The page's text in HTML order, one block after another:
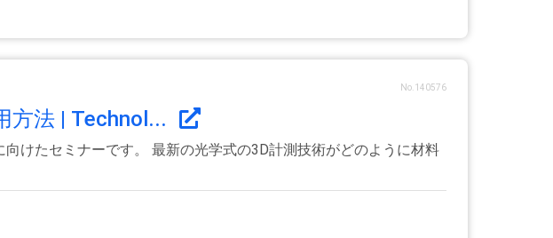
No.140576
方法 | Technol...
けたセミナーです。 最新の光学式の3D計測技術がどのように材料